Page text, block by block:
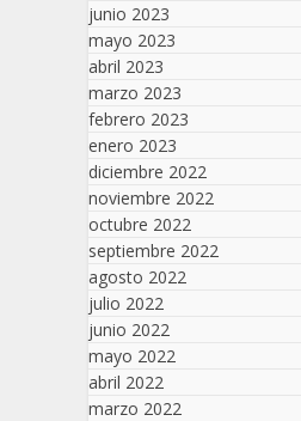
junio 2023
mayo 2023
abril 2023
marzo 2023
febrero 2023
enero 2023
diciembre 2022
noviembre 2022
octubre 2022
septiembre 2022
agosto 2022
julio 2022
junio 2022
mayo 2022
abril 2022
marzo 2022